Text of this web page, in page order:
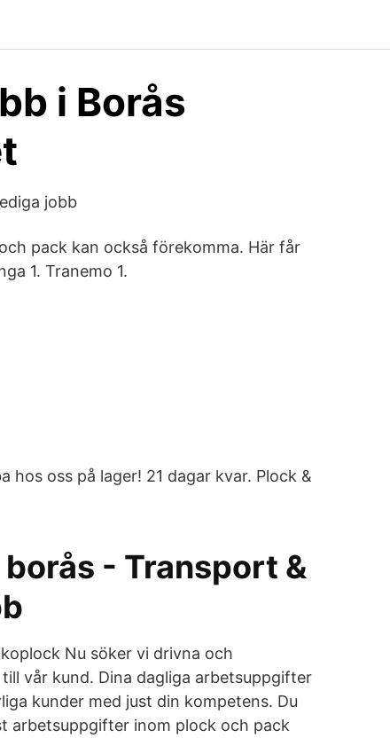
i Borås
jobb
pack kan också förekomma. Här får
1. Tranemo 1.
hos oss på lager! 21 dagar kvar. Plock &
- Transport &
Nu söker vi drivna och
vår kund. Dina dagliga arbetsuppgifter
kunder med just din kompetens. Du
arbetsuppgifter inom plock och pack